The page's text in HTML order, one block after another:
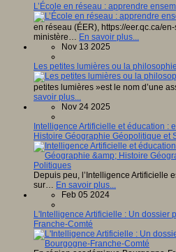
L’École en réseau : apprendre
en réseau (ÉER), https://eer.qc.ca/
ministère… En savoir plus...
Nov 13 2025
Les petites lumières ou la
petites lumières »est le nom d’une
savoir plus...
Nov 24 2025
Intelligence Artificielle et éducation :
Histoire Géographie Géopolitique et
Depuis peu, l’Intelligence Artificielle
sur… En savoir plus...
Feb 05 2024
L'Intelligence Artificielle : Un dossier
Franche-Comté